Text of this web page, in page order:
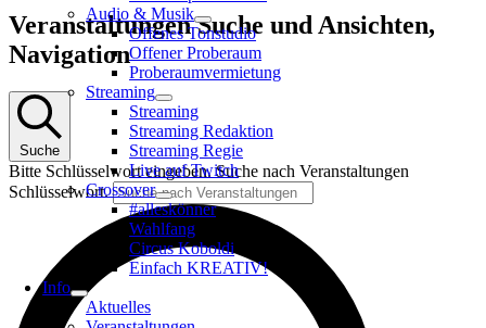
Audio & Musik
Offenes Tonstudio
Offener Proberaum
Proberaumvermietung
Streaming
Streaming
Streaming Redaktion
Streaming Regie
Live auf Twitch
Crossover
#alleskönner
Wahlfang
Circus Koboldi
Einfach KREATIV!
Info
Aktuelles
Veranstaltungen
Veranstaltungen Suche und Ansichten,
Navigation
Suche
Bitte Schlüsselwort eingeben. Suche nach Veranstaltungen
Schlüsselwort.